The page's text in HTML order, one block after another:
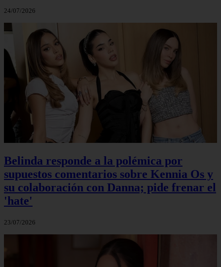
24/07/2026
Belinda responde a la polémica por
supuestos comentarios sobre Kennia Os y
su colaboración con Danna; pide frenar el
'hate'
23/07/2026